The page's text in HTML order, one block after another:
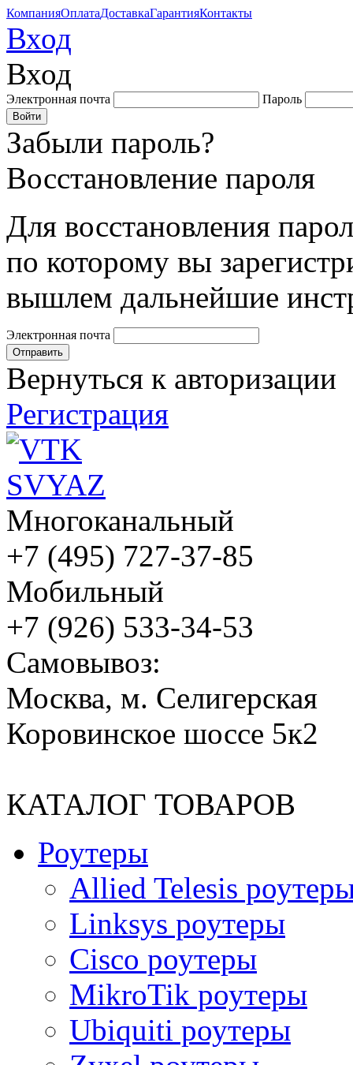
КомпанияОплатаДоставкаГарантияКонтакты
Вход
Вход
Электронная почта Пароль
Забыли пароль?
Восстановление пароля
Для восстановления
по которому вы
вышлем дальнейшие
Электронная почта
Вернуться к авторизации
Регистрация
Многоканальный
+7 (495) 727-37-85
Мобильный
+7 (926) 533-34-53
Cамовывоз:
Москва, м. Селигерская
Коровинское шоссе 5к2
КАТАЛОГ ТОВАРОВ
Роутеры
Allied Telesis
Linksys роутеры
Cisco роутеры
MikroTik роутеры
Ubiquiti роутеры